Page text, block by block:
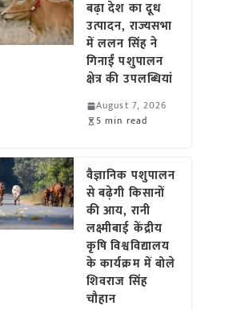
बढ़ा देश का दूध
उत्पादन, राज्यसभा
में ललन सिंह ने
गिनाईं पशुपालन
क्षेत्र की उपलब्धियां
August 7, 2026
5 min read
वैज्ञानिक पशुपालन
से बढ़ेगी किसानों
की आय, रानी
लक्ष्मीबाई केंद्रीय
कृषि विश्वविद्यालय
के कार्यक्रम में बोले
शिवराज सिंह
चौहान